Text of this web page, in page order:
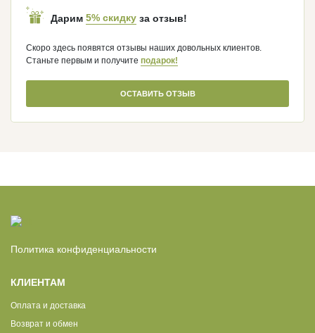
Дарим 5% скидку за отзыв!
Скоро здесь появятся отзывы наших довольных клиентов.
Станьте первым и получите подарок!
ОСТАВИТЬ ОТЗЫВ
Политика конфиденциальности
КЛИЕНТАМ
Оплата и доставка
Возврат и обмен